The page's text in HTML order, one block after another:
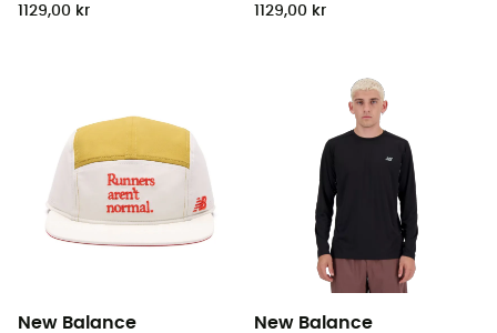
1129,00 kr 1129,00 kr
New Balance New Balance